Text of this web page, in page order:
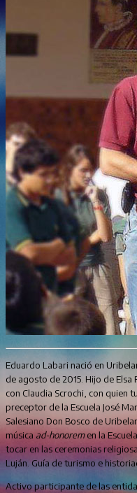
Eduardo Labari nació en
de agosto de 2015. Hijo de Elsa
con Claudia Scrochi, con quien
preceptor de la Escuela José
Salesiano Don Bosco de
música ad-honoremen la
tocar en las ceremonias
Luján. Guía de turismo e
Activo participante de las